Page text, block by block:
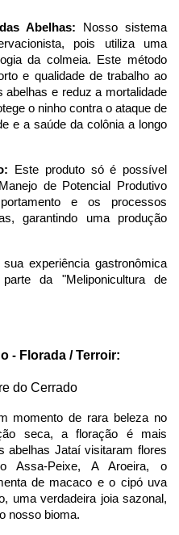
Abelhas: Nosso sistema
pois utiliza uma
da colmeia. Este método
e qualidade de trabalho ao
e reduz a mortalidade
o ninho contra o ataque de
e a saúde da colônia a longo
Este produto só é possível
de Potencial Produtivo
e os processos
garantindo uma produção
experiência gastronômica
da "Meliponicultura de
- Florada / Terroir:
do Cerrado
momento de rara beleza no
seca, a floração é mais
abelhas Jataí visitaram flores
Assa-Peixe, A Aroeira, o
de macaco e o cipó uva
uma verdadeira joia sazonal,
nosso bioma.